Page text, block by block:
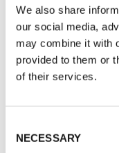
We also share
our social media,
may combine it with
provided to them or
of their services.
Selection
NECESSARY